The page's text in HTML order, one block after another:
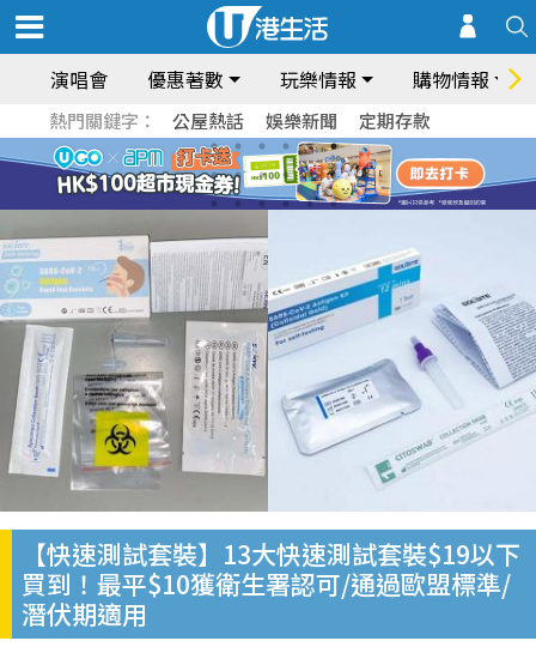
演唱會 優惠著數 玩樂情報 購物情報
熱門關鍵字： 公屋熱話 娛樂新聞 定期存款
【快速測試套裝】13大快速測試套裝$19以下
買到！最平$10獲衛生署認可/通過歐盟標準/
潛伏期適用